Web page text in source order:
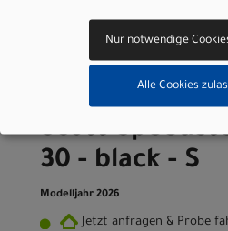
IN DEN
Scott
30 - black - S
Modelljahr 2026
Jetzt anfragen & Probe
Nur notwendige
Alle Cookies